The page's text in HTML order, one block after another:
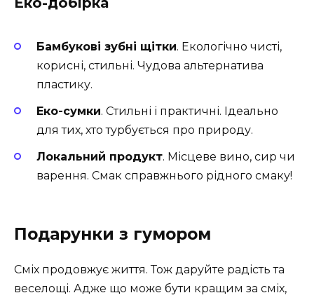
Бамбукові зубні щітки. Екологічно чисті,
корисні, стильні. Чудова альтернатива
пластику.
Еко-сумки. Стильні і практичні. Ідеально
для тих, хто турбується про природу.
Локальний продукт. Місцеве вино, сир чи
варення. Смак справжнього рідного смаку!
Подарунки з гумором
Сміх продовжує життя. Тож даруйте радість та
веселощі. Адже що може бути кращим за сміх,